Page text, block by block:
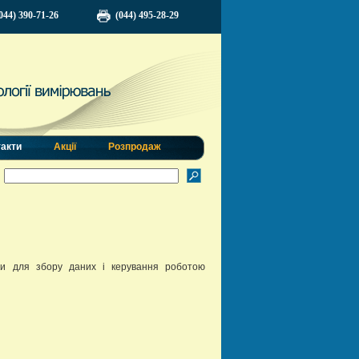
390-71-26 (044) 495-28-29
Акції Розпродаж
для збору даних і керування роботою